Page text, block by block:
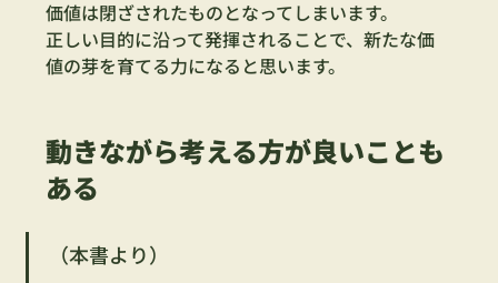
価値は閉ざされたものとなってしまいます。
正しい目的に沿って発揮されることで、新たな価
値の芽を育てる力になると思います。
動きながら考える方が良いことも
ある
（本書より）